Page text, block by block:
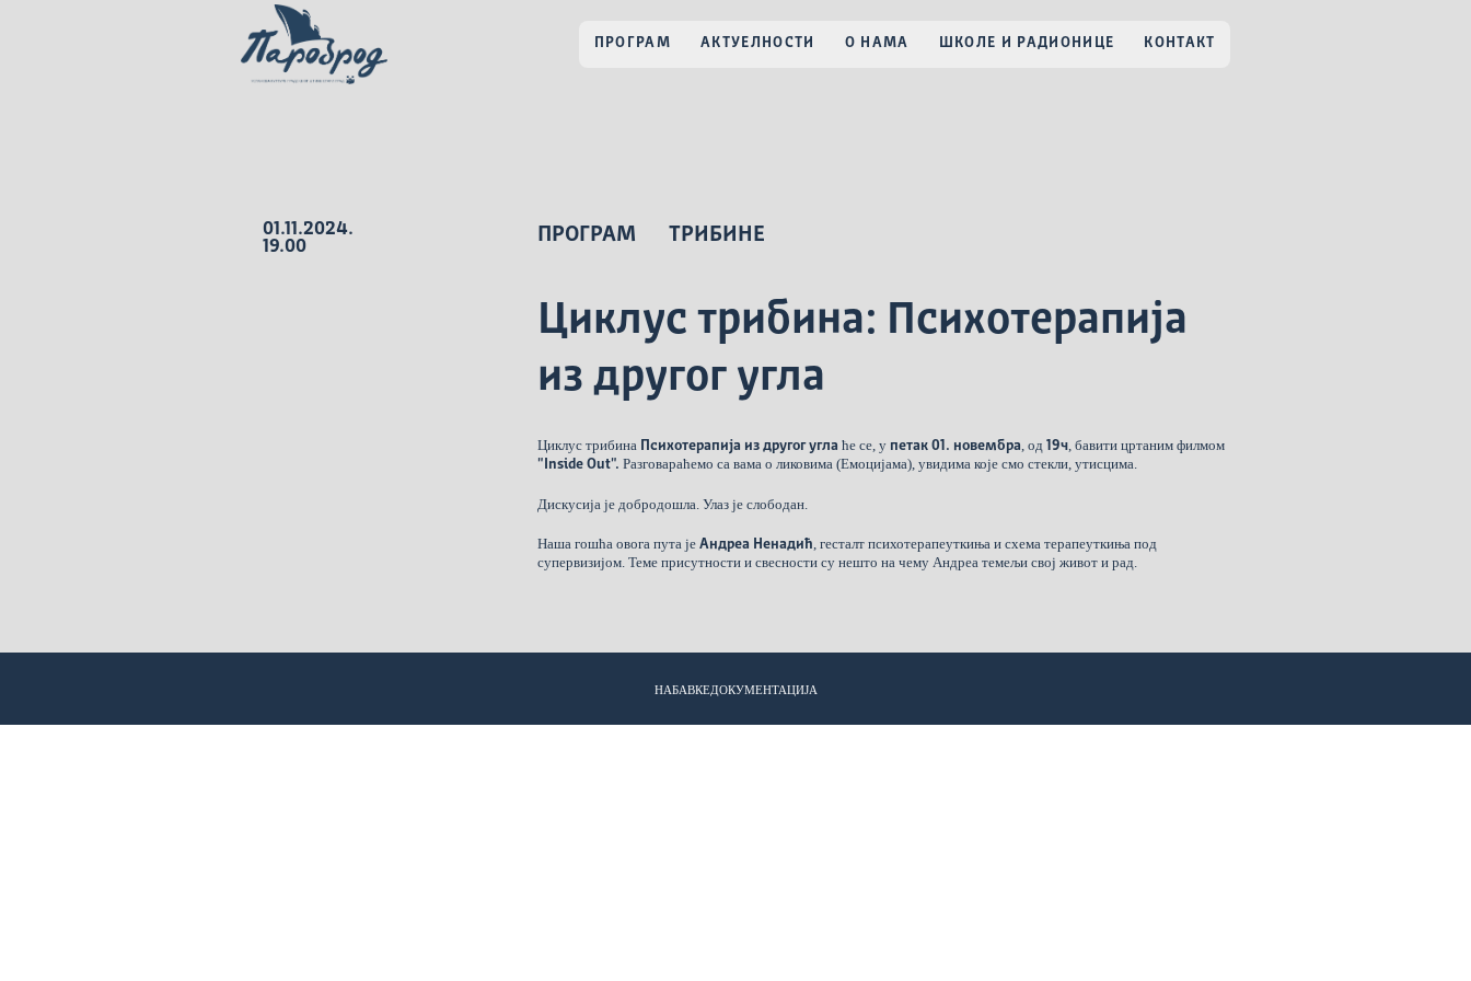
ПРОГРАМ АКТУЕЛНОСТИ О НАМА ШКОЛЕ И РАДИОНИЦЕ КОНТАКТ
01.11.2024.
19.00
ПРОГРАМ ТРИБИНЕ
Циклус трибина: Психотерапија
из другог угла
Циклус трибина Психотерапија из другог угла ће се, у петак 01. новембра , од19ч , бавити цртаним филмом
"Inside Out".Разговараћемо са вама о ликовима (Емоцијама), увидима које смо стекли, утисцима.
Дискусија је добродошла. Улаз је слободан.
Наша гошћа овога пута јеАндреа Ненадић , гесталт психотерапеуткиња и схема терапеуткиња под
супервизијом. Теме присутности и свесности су нешто на чему Андреа темељи свој живот и рад.
НАБАВКЕДОКУМЕНТАЦИЈА